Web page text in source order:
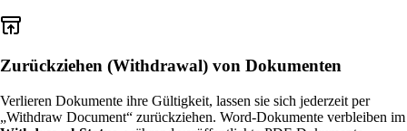
Zurückziehen (Withdrawal) von Dokumenten
Verlieren Dokumente ihre Gültigkeit, lassen sie sich jederzeit per
„Withdraw Document“ zurückziehen. Word-Dokumente verbleiben im